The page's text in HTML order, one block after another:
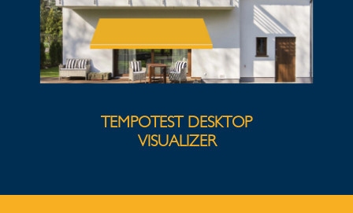
TEMPOTEST DESKTOP
VISUALIZER